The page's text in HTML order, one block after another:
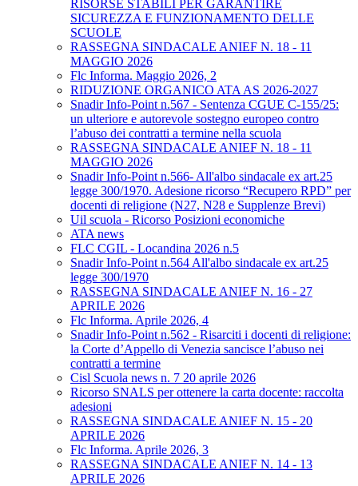
RISORSE STABILI PER GARANTIRE
SICUREZZA E FUNZIONAMENTO DELLE
SCUOLE
RASSEGNA SINDACALE ANIEF N. 18 - 11
MAGGIO 2026
Flc Informa. Maggio 2026, 2
RIDUZIONE ORGANICO ATA AS 2026-2027
Snadir Info-Point n.567 - Sentenza CGUE C‑155/25:
un ulteriore e autorevole sostegno europeo contro
l’abuso dei contratti a termine nella scuola
RASSEGNA SINDACALE ANIEF N. 18 - 11
MAGGIO 2026
Snadir Info-Point n.566- All'albo sindacale ex art.25
legge 300/1970. Adesione ricorso “Recupero RPD” per
docenti di religione (N27, N28 e Supplenze Brevi)
Uil scuola - Ricorso Posizioni economiche
ATA news
FLC CGIL - Locandina 2026 n.5
Snadir Info-Point n.564 All'albo sindacale ex art.25
legge 300/1970
RASSEGNA SINDACALE ANIEF N. 16 - 27
APRILE 2026
Flc Informa. Aprile 2026, 4
Snadir Info-Point n.562 - Risarciti i docenti di religione:
la Corte d’Appello di Venezia sancisce l’abuso nei
contratti a termine
Cisl Scuola news n. 7 20 aprile 2026
Ricorso SNALS per ottenere la carta docente: raccolta
adesioni
RASSEGNA SINDACALE ANIEF N. 15 - 20
APRILE 2026
Flc Informa. Aprile 2026, 3
RASSEGNA SINDACALE ANIEF N. 14 - 13
APRILE 2026